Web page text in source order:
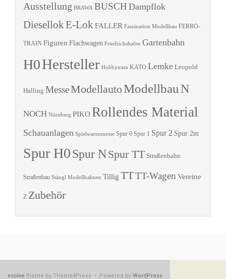
Ausstellung BRAWA BUSCH Dampflok
DiesellokE-LokFALLER Faszination Modellbau FERRO-
TRAIN Figuren Flachwagen Friedrichshafen Gartenbahn
H0Hersteller Hobbytrain KATO Lemke Leopold
Halling MesseModellautoModellbauN
NOCH Nürnberg PIKO Rollendes Material
Schauanlagen Spielwarenmesse Spur 0 Spur 1 Spur 2 Spur 2m
Spur H0Spur NSpur TT Straßenbahn
Straßenbau Stängl Modellbahnen Tillig TTTT-Wagen Vereine
Z Zubehör
evolve theme by Theme4Press • Powered by WordPress